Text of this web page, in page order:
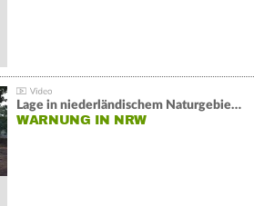
Lage in niederländischem Naturgebiet stabil
WARNUNG IN NRW